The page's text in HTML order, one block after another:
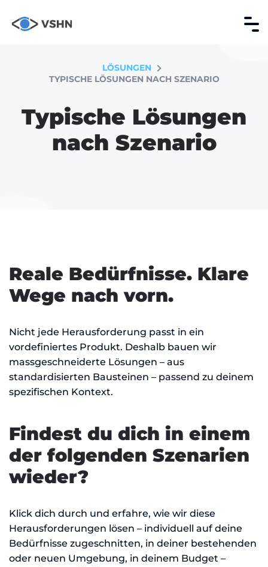
LÖSUNGEN
TYPISCHE LÖSUNGEN NACH SZENARIO
Typische Lösungen
nach Szenario
Reale Bedürfnisse. Klare
Wege nach vorn.
Nicht jede Herausforderung passt in ein
vordefiniertes Produkt. Deshalb bauen wir
massgeschneiderte Lösungen – aus
standardisierten Bausteinen – passend zu deinem
spezifischen Kontext.
Findest du dich in einem
der folgenden Szenarien
wieder?
Klick dich durch und erfahre, wie wir diese
Herausforderungen lösen – individuell auf deine
Bedürfnisse zugeschnitten, in deiner bestehenden
oder neuen Umgebung, in deinem Budget –